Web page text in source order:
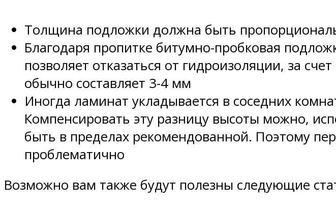
Толщина подложки должна быть
Благодаря пропитке битумно-пробковая
позволяет отказаться от гидроизоляции, за
обычно составляет 3-4 мм
Иногда ламинат укладывается в соседних
Компенсировать эту разницу высоты можно,
быть в пределах рекомендованной. Поэтому
проблематично
Возможно вам также будут полезны следующие